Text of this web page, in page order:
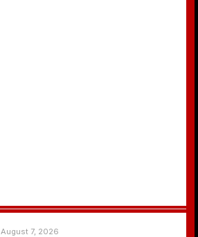
August 7, 2026